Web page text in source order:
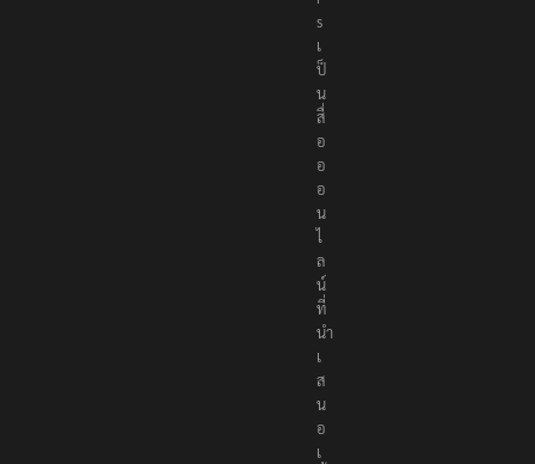
s
เ
ป็
น
สื่
อ
อ
อ
น
ไ
ล
น์
ที่
นำ
เ
ส
น
อ
เ